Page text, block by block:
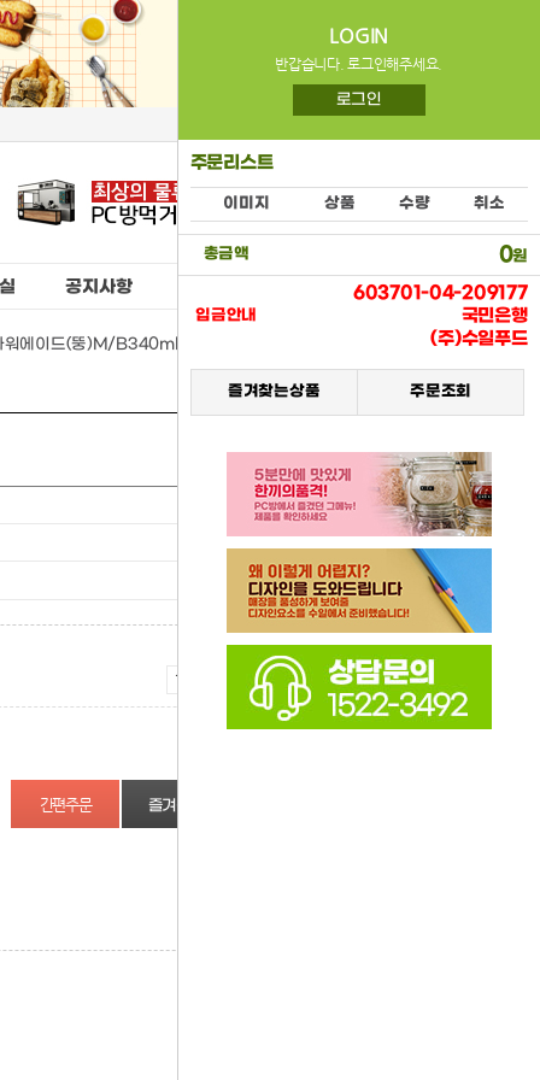
공지사항
워에이드(뚱)M/B340ml캔(코카) > (01) 뚱캔음료류
LOGIN
반갑습니다. 로그인해주세요.
로그인
주문리스트
이미지 상품 수량 취소
총금액 0원
입금안내
603701-04-209177
국민은행
(주)수일푸드
즐겨찾는상품 주문조회
증가
감소
즐겨찾기